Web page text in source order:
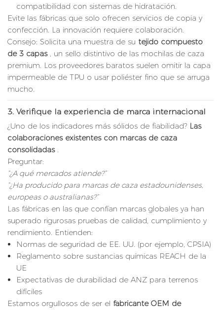
compatibilidad con sistemas de hidratación.
Evite las fábricas que solo ofrecen servicios de copia y
confección. La innovación requiere colaboración.
Consejo: Solicita una muestra de su tejido compuesto
de 3 capas, un sello distintivo de las mochilas de caza
premium. Los proveedores baratos suelen omitir la capa
impermeable de TPU o usar poliéster fino que se arruga
mucho.
3. Verifique la experiencia de marca internacional
¿Uno de los indicadores más sólidos de fiabilidad? Las
colaboraciones existentes con marcas de caza
consolidadas.
Preguntar:
“¿A qué mercados atiende?”
“¿Ha producido para marcas de caza estadounidenses,
europeas o australianas?”
Las fábricas en las que confían marcas globales ya han
superado rigurosas pruebas de calidad, cumplimiento y
rendimiento. Entienden:
Normas de seguridad de EE. UU. (por ejemplo, CPSIA)
Reglamento sobre sustancias químicas REACH de la
UE
Expectativas de durabilidad de ANZ para terrenos
difíciles
Estamos orgullosos de ser el fabricante OEM de